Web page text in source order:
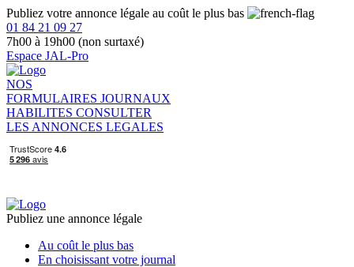
Publiez votre annonce légale au coût le plus bas
01 84 21 09 27
7h00 à 19h00 (non surtaxé)
Espace JAL-Pro
NOS
FORMULAIRES JOURNAUX
HABILITES CONSULTER
LES ANNONCES LEGALES
Publiez une annonce légale
Au coût le plus bas
En choisissant votre journal